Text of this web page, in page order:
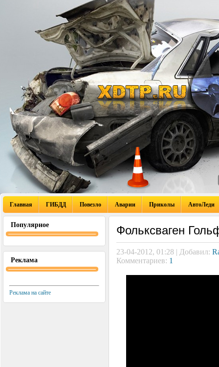
Главная ГИБДД Повезло Аварии Приколы АвтоЛеди
Популярное
Реклама
Реклама на сайте
Фольксваген
23-04-2012, 01:28 | Добавил:
Комментариев: 1